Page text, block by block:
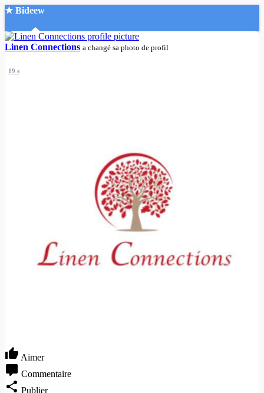
★ Bideew
Accueil
Créer un compte
Linen Connections a changé sa photo de profil
19 s
Aimer
Commentaire
Publier